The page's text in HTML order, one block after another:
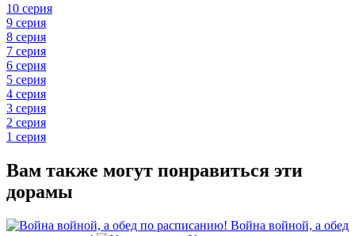
10 серия
9 серия
8 серия
7 серия
6 серия
5 серия
4 серия
3 серия
2 серия
1 серия
Вам также могут понравиться эти
дорамы
Война войной, а обед